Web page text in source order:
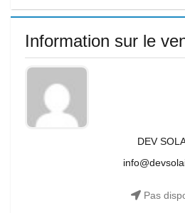
Information sur le
DEV
Pas